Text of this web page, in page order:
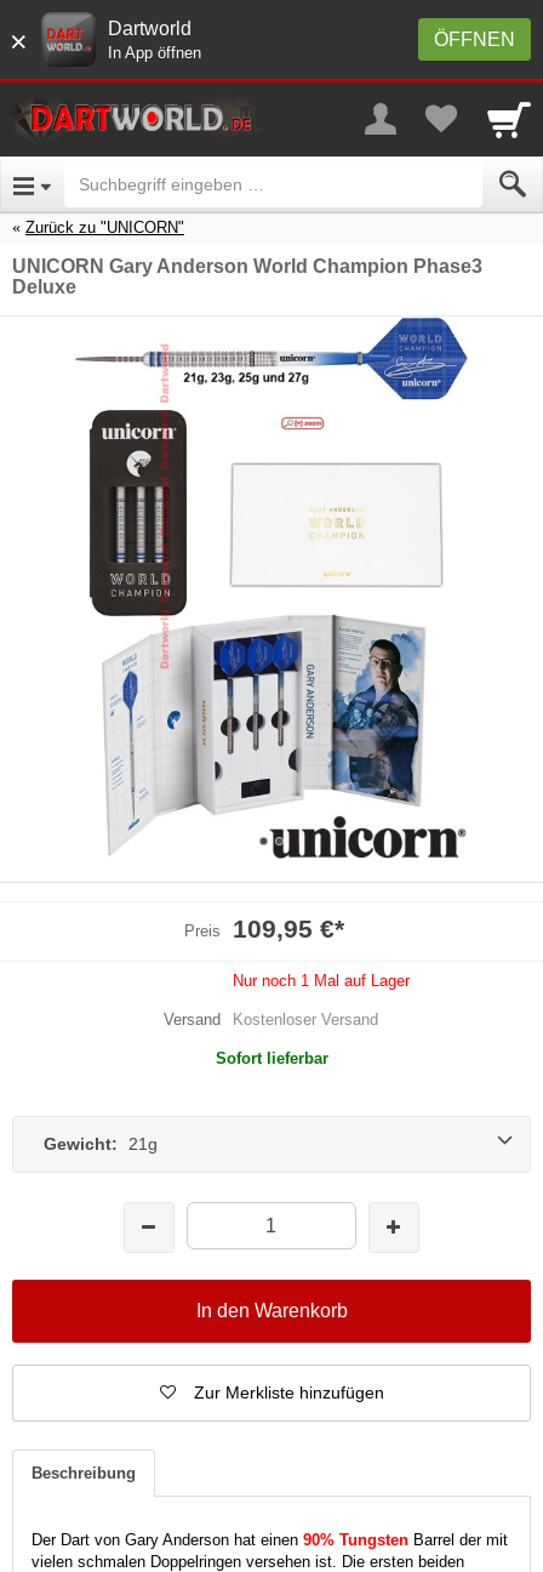
× ÖFFNEN
Dartworld
In App öffnen
Zurück zu "UNICORN"
UNICORN Gary Anderson World Champion Phase3
Deluxe
Preis 109,95 €*
Nur noch 1 Mal auf Lager
Versand Kostenloser Versand
Sofort lieferbar
Gewicht: 21g
In den Warenkorb
Zur Merkliste hinzufügen
Beschreibung
Der Dart von Gary Anderson hat einen 90% Tungsten Barrel der mit
vielen schmalen Doppelringen versehen ist. Die ersten beiden